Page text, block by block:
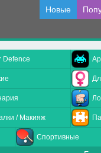
Новые
Defence
/ Макияж
Спортивные